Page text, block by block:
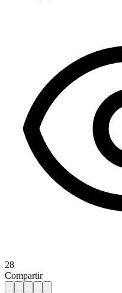
28
Compartir